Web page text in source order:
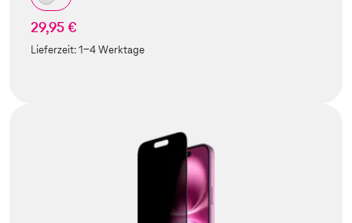
29,95 €
Lieferzeit:1-4 Werktage